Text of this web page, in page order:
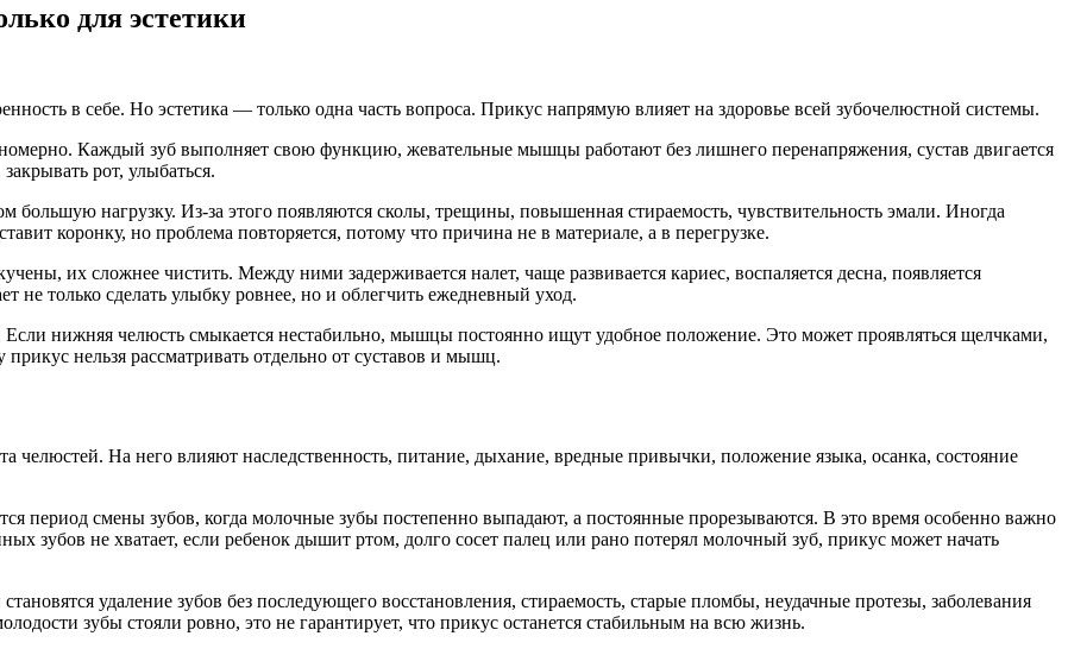
для эстетики
в себе. Но эстетика — только одна часть вопроса. Прикус напрямую влияет на здоровье всей зубочелюстной системы.
Каждый зуб выполняет свою функцию, жевательные мышцы работают без лишнего перенапряжения, сустав двигается
рот, улыбаться.
большую нагрузку. Из-за этого появляются сколы, трещины, повышенная стираемость, чувствительность эмали. Иногда
коронку, но проблема повторяется, потому что причина не в материале, а в перегрузке.
их сложнее чистить. Между ними задерживается налет, чаще развивается кариес, воспаляется десна, появляется
не только сделать улыбку ровнее, но и облегчить ежедневный уход.
нижняя челюсть смыкается нестабильно, мышцы постоянно ищут удобное положение. Это может проявляться щелчками,
нельзя рассматривать отдельно от суставов и мышц.
челюстей. На него влияют наследственность, питание, дыхание, вредные привычки, положение языка, осанка, состояние
период смены зубов, когда молочные зубы постепенно выпадают, а постоянные прорезываются. В это время особенно важно
зубов не хватает, если ребенок дышит ртом, долго сосет палец или рано потерял молочный зуб, прикус может начать
удаление зубов без последующего восстановления, стираемость, старые пломбы, неудачные протезы, заболевания
зубы стояли ровно, это не гарантирует, что прикус останется стабильным на всю жизнь.